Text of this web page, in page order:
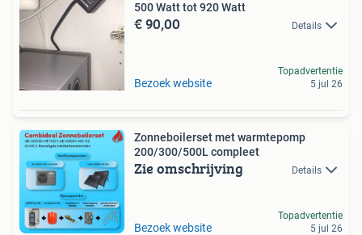
500 Watt tot 920 Watt
€ 90,00 Details
Bezoek website
Topadvertentie
5 jul 26
Zonneboilerset met warmtepomp
200/300/500L compleet
Zie omschrijving Details
Bezoek website
Topadvertentie
5 jul 26